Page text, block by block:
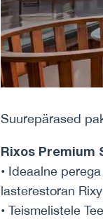
Suurepärased
Rixos Premium
• Ideaalne
lasterestoran
• Teismelistele